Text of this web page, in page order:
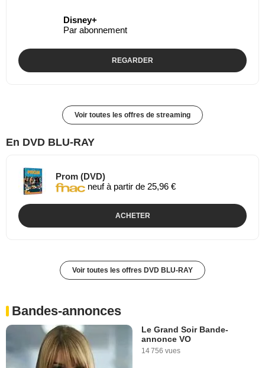
Disney+
Par abonnement
REGARDER
Voir toutes les offres de streaming
En DVD BLU-RAY
Prom (DVD)
neuf à partir de 25,96 €
ACHETER
Voir toutes les offres DVD BLU-RAY
Bandes-annonces
Le Grand Soir Bande-
annonce VO
14 756 vues